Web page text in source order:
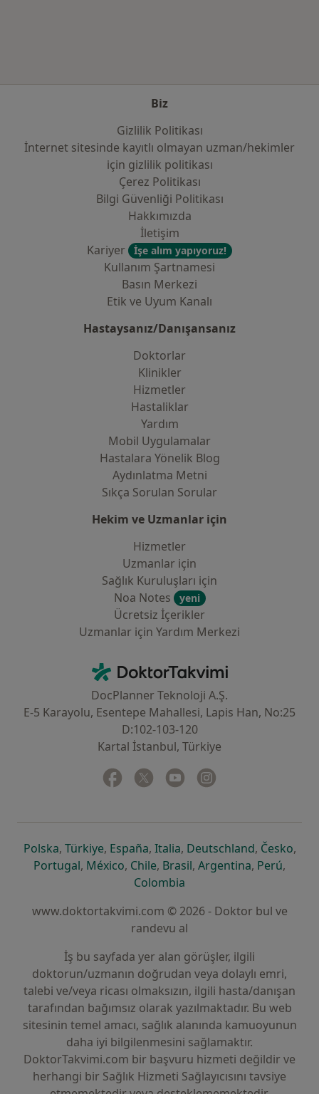
Biz
Gizlilik Politikası
İnternet sitesinde kayıtlı olmayan uzman/hekimler
i̇çin gizlilik politikası
Çerez Politikası
Bilgi Güvenliği Politikası
Hakkımızda
İletişim
Kariyer
İşe alım yapıyoruz!
Kullanım Şartnamesi
Basın Merkezi
Etik ve Uyum Kanalı
Hastaysanız/Danışansanız
Doktorlar
Klinikler
Hizmetler
Hastaliklar
Yardım
Mobil Uygulamalar
Hastalara Yönelik Blog
Aydınlatma Metni
Sıkça Sorulan Sorular
Hekim ve Uzmanlar için
Hizmetler
Uzmanlar için
Sağlık Kuruluşları için
Noa Notes
yeni
Ücretsiz İçerikler
Uzmanlar için Yardım Merkezi
DoktorTakvimi - Ana Sayfa
DocPlanner Teknoloji A.Ş.
E-5 Karayolu, Esentepe Mahallesi, Lapis Han, No:25
D:102-103-120
Kartal İstanbul, Türkiye
Facebook
yeni bir sekmede açılır
Twitter
yeni bir sekmede açılır
Youtube
yeni bir sekmede açılır
Polskayeni bir sekmede açılır
, Türkiyeyeni bir sekmede açılır
, Españayeni bir sekmede açılır
, Italiayeni bir sekmede açılır
, Deutschlandyeni bir
, Českoyeni
,
Portugalyeni bir sekmede açılır
, Méxicoyeni bir sekmede açılır
, Chileyeni bir sekmede açılır
, Brasilyeni bir sekmede açılır
, Argentinayeni bir
, Perúyeni
,
Colombia
www.doktortakvimi.com © 2026 - Doktor bul ve
randevu al
İş bu sayfada yer alan görüşler, ilgili
doktorun/uzmanın doğrudan veya dolaylı emri,
talebi ve/veya ricası olmaksızın, ilgili hasta/danışan
tarafından bağımsız olarak yazılmaktadır. Bu web
sitesinin temel amacı, sağlık alanında kamuoyunun
daha iyi bilgilenmesini sağlamaktır.
DoktorTakvimi.com bir başvuru hizmeti değildir ve
herhangi bir Sağlık Hizmeti Sağlayıcısını tavsiye